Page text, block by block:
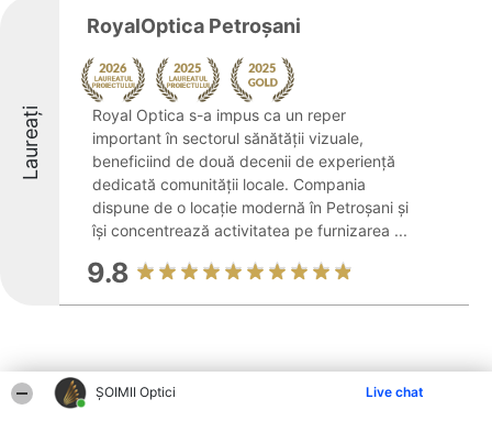
ȘOIMII Optici Live chat
Laureați
RoyalOptica Petroșani
Royal Optica s-a impus ca un reper
important în sectorul sănătății vizuale,
beneficiind de două decenii de experiență
dedicată comunității locale. Compania
dispune de o locație modernă în Petroșani și
își concentrează activitatea pe furnizarea ...
9.8